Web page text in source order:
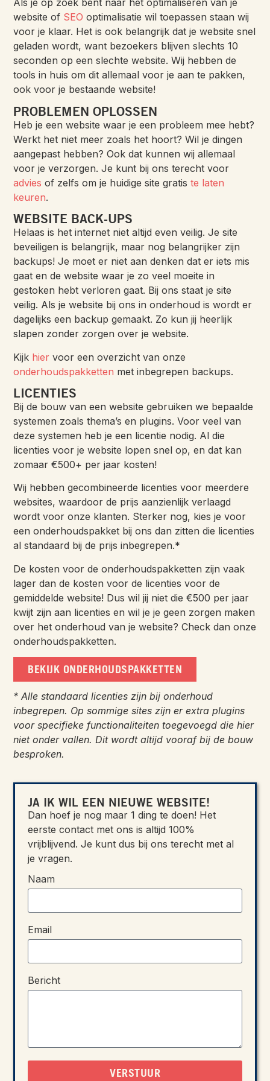
Als je op zoek bent naar het optimaliseren van je
website of SEO optimalisatie wil toepassen staan wij
voor je klaar. Het is ook belangrijk dat je website snel
geladen wordt, want bezoekers blijven slechts 10
seconden op een slechte website. Wij hebben de
tools in huis om dit allemaal voor je aan te pakken,
ook voor je bestaande website!
PROBLEMEN OPLOSSEN
Heb je een website waar je een probleem mee hebt?
Werkt het niet meer zoals het hoort? Wil je dingen
aangepast hebben? Ook dat kunnen wij allemaal
voor je verzorgen. Je kunt bij ons terecht voor
advies of zelfs om je huidige site gratiste laten
keuren.
WEBSITE BACK-UPS
Helaas is het internet niet altijd even veilig. Je site
beveiligen is belangrijk, maar nog belangrijker zijn
backups! Je moet er niet aan denken dat er iets mis
gaat en de website waar je zo veel moeite in
gestoken hebt verloren gaat. Bij ons staat je site
veilig. Als je website bij ons in onderhoud is wordt er
dagelijks een backup gemaakt. Zo kun jij heerlijk
slapen zonder zorgen over je website.
Kijk hier voor een overzicht van onze
onderhoudspakketten met inbegrepen backups.
LICENTIES
Bij de bouw van een website gebruiken we bepaalde
systemen zoals thema’s en plugins. Voor veel van
deze systemen heb je een licentie nodig. Al die
licenties voor je website lopen snel op, en dat kan
zomaar €500+ per jaar kosten!
Wij hebben gecombineerde licenties voor meerdere
websites, waardoor de prijs aanzienlijk verlaagd
wordt voor onze klanten. Sterker nog, kies je voor
een onderhoudspakket bij ons dan zitten die licenties
al standaard bij de prijs inbegrepen.*
De kosten voor de onderhoudspakketten zijn vaak
lager dan de kosten voor de licenties voor de
gemiddelde website! Dus wil jij niet die €500 per jaar
kwijt zijn aan licenties en wil je je geen zorgen maken
over het onderhoud van je website? Check dan onze
onderhoudspakketten.
BEKIJK ONDERHOUDSPAKKETTEN
* Alle standaard licenties zijn bij onderhoud
inbegrepen. Op sommige sites zijn er extra plugins
voor specifieke functionaliteiten toegevoegd die hier
niet onder vallen. Dit wordt altijd vooraf bij de bouw
besproken.
JA IK WIL EEN NIEUWE WEBSITE!
Dan hoef je nog maar 1 ding te doen! Het
eerste contact met ons is altijd 100%
vrijblijvend. Je kunt dus bij ons terecht met al
je vragen.
Naam
Email
Bericht
VERSTUUR